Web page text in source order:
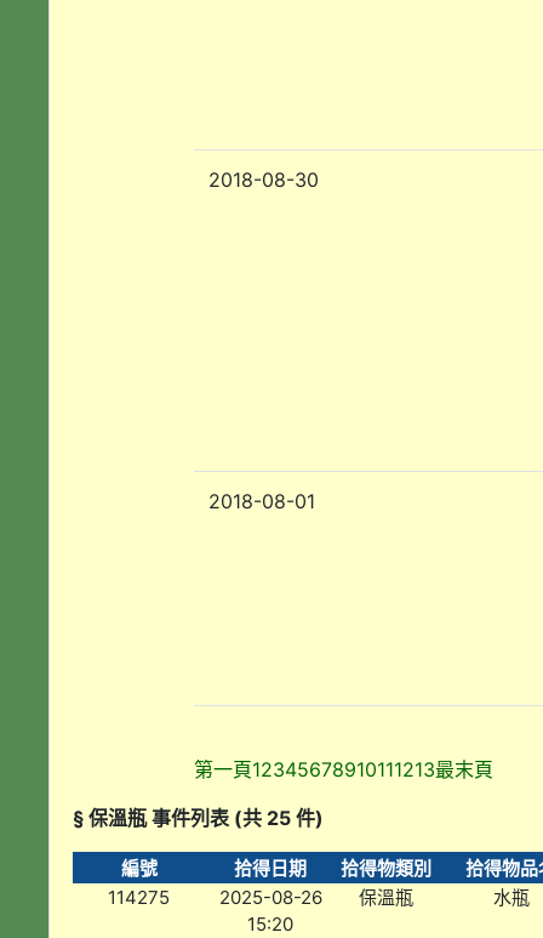
2018-08-30
2018-08-01
第一頁12345678910111213最末頁
§ 保溫瓶 事件列表 (共 25 件)
編號 拾得日期 拾得物類別
拾得物品
114275
2025-08-26
15:20
保溫瓶 水瓶